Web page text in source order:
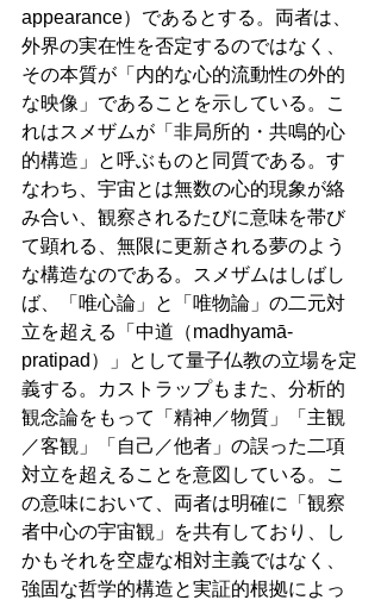
appearance）であるとする。両者は、
外界の実在性を否定するのではなく、
その本質が「内的な心的流動性の外的
な映像」であることを示している。こ
れはスメザムが「非局所的・共鳴的心
的構造」と呼ぶものと同質である。す
なわち、宇宙とは無数の心的現象が絡
み合い、観察されるたびに意味を帯び
て顕れる、無限に更新される夢のよう
な構造なのである。スメザムはしばし
ば、「唯心論」と「唯物論」の二元対
立を超える「中道（madhyamā-
pratipad）」として量子仏教の立場を定
義する。カストラップもまた、分析的
観念論をもって「精神／物質」「主観
／客観」「自己／他者」の誤った二項
対立を超えることを意図している。こ
の意味において、両者は明確に「観察
者中心の宇宙観」を共有しており、し
かもそれを空虚な相対主義ではなく、
強固な哲学的構造と実証的根拠によっ